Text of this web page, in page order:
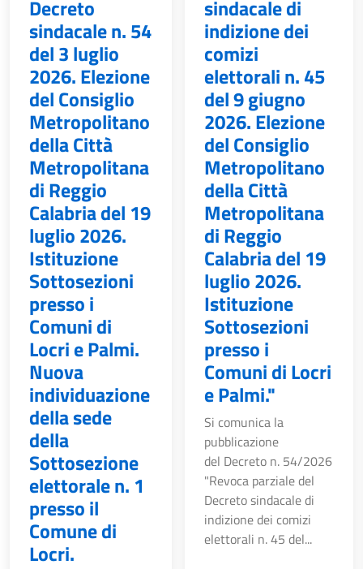
Decreto
sindacale n. 54
del 3 luglio
2026. Elezione
del Consiglio
Metropolitano
della Città
Metropolitana
di Reggio
Calabria del 19
luglio 2026.
Istituzione
Sottosezioni
presso i
Comuni di
Locri e Palmi.
Nuova
individuazione
della sede
della
Sottosezione
elettorale n. 1
presso il
Comune di
Locri.
sindacale di
indizione dei
comizi
elettorali n. 45
del 9 giugno
2026. Elezione
del Consiglio
Metropolitano
della Città
Metropolitana
di Reggio
Calabria del 19
luglio 2026.
Istituzione
Sottosezioni
presso i
Comuni di Locri
e Palmi."
Si comunica la
pubblicazione
del Decreto n. 54/2026
"Revoca parziale del
Decreto sindacale di
indizione dei comizi
elettorali n. 45 del...